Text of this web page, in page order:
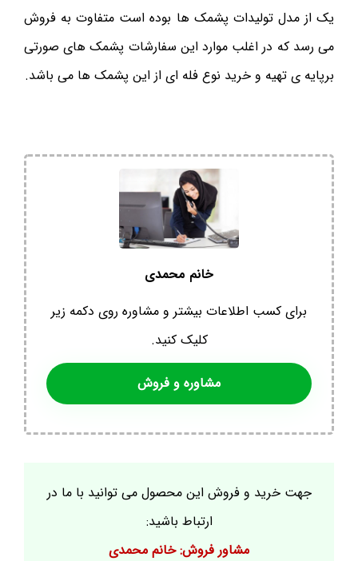
یک از مدل تولیدات پشمک ها بوده است متفاوت به فروش
می رسد که در اغلب موارد این سفارشات پشمک های صورتی
برپایه ی تهیه و خرید نوع فله ای از این پشمک ها می باشد.
خانم محمدی
برای کسب اطلاعات بیشتر و مشاوره روی دکمه زیر
کلیک کنید.
مشاوره و فروش
جهت خرید و فروش این محصول می توانید با ما در
ارتباط باشید:
مشاور فروش: خانم محمدی